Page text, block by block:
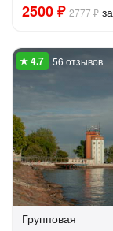
2500 ₽ 2777 ₽
56 отзывов
Групповая